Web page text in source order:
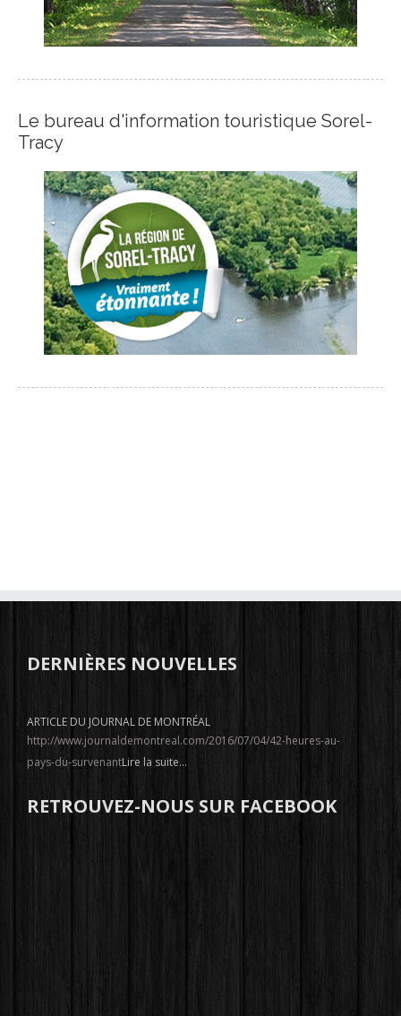
Le bureau d'information touristique Sorel-
Tracy
DERNIÈRES NOUVELLES
ARTICLE DU JOURNAL DE MONTRÉAL
http://www.journaldemontreal.com/2016/07/04/42-heures-au-
pays-du-survenantLire la suite...
RETROUVEZ-NOUS SUR FACEBOOK